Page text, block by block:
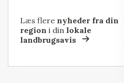
Læs flere nyheder fra din
region i dinlokale
landbrugsavis